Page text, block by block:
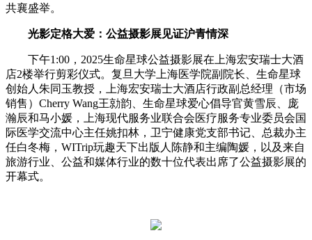
共襄盛举。
光影定格大爱：公益摄影展见证沪青情深
下午1:00，2025生命星球公益摄影展在上海宏安瑞士大酒
店2楼举行剪彩仪式。复旦大学上海医学院副院长、生命星球
创始人朱同玉教授，上海宏安瑞士大酒店行政副总经理（市场
销售）Cherry Wang王勍韵、生命星球爱心倡导官黄雪辰、庞
瀚辰和马小媛，上海现代服务业联合会医疗服务专业委员会国
际医学交流中心主任姚扣林，卫宁健康党支部书记、总裁办主
任白冬梅，WITrip玩趣天下出版人陈静和主编陶媛，以及来自
旅游行业、公益和媒体行业的数十位代表出席了公益摄影展的
开幕式。